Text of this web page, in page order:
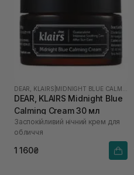
DEAR, KLAIRS
DEAR, KLAIRS Midnight Blue
Calming Cream 30 мл
Заспокійливий нічний крем для
обличчя
1 160₴